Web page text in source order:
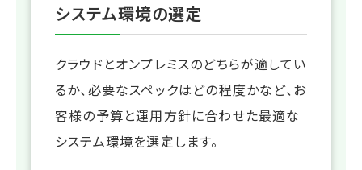
システム環境の選定
クラウドとオンプレミスのどちらが適してい
るか、必要なスペックはどの程度かなど、お
客様の予算と運用方針に合わせた最適な
システム環境を選定します。